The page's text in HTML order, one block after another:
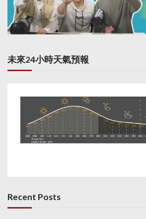
未來24小時天氣預報
Recent Posts